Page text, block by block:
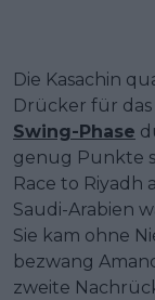
Die Kasachin
Drücker für
Swing-Phase
genug Punkte
Race to Riyadh
Saudi-Arabien
Sie kam ohne
bezwang
zweite